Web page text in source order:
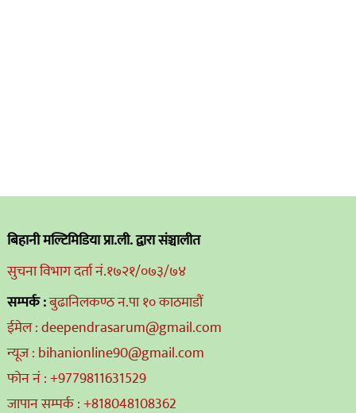
बिहानी मल्टिमिडिया प्रा.ली. द्वारा संञ्चालीत
सुचना विभाग दर्ता नं.१७२१/०७३/७४
सम्पर्क :बुढानिलकण्ठ न.पा १० काठमाडौं
ईमेल : deependrasarum@gmail.com
न्यूज : bihanionline90@gmail.com
फोन नं : +9779811631529
जापान सम्पर्क : +818048108362